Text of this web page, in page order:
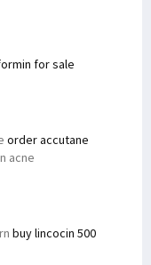
for sale
order accutane
acne
buy lincocin 500